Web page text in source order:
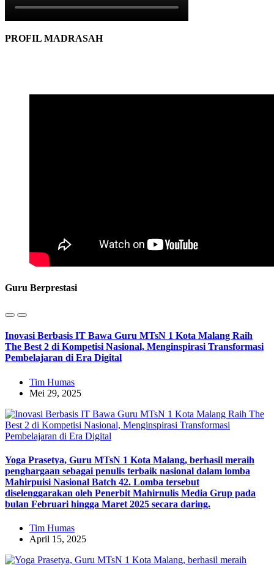
PROFIL MADRASAH
Guru Berprestasi
Inovasi Berbasis IT Bawa Guru MTsN 1 Kota Malang Raih
The Best 2 di Kompetisi Nasional, Menginspirasi Transformasi
Pembelajaran di Era Digital
Tim Humas
Mei 29, 2025
Yoga Prasetya, Guru MTsN 1 Kota Malang, berhasil meraih
penghargaan sebagai penulis terbaik nasional dalam lomba
Mahirpuisi Nasional Batch 42. Lomba tersebut
diselenggarakan oleh Penerbit Mahirnulis Media Grup pada
bulan Februari hingga Maret 2025 secara daring.
Tim Humas
April 15, 2025